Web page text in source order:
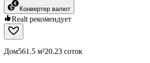
Конвертер валют
Realt рекомендует
Дом561.5 м²20.23 соток